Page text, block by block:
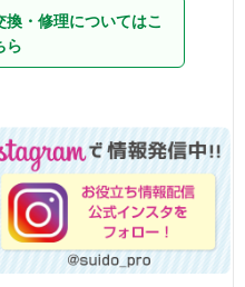
・修理についてはこ
ら